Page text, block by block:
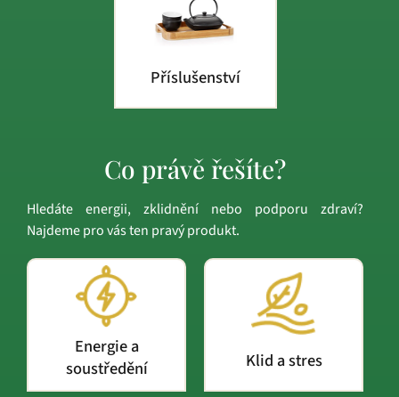
Příslušenství
Co právě řešíte?
Hledáte energii, zklidnění nebo podporu zdraví?
Najdeme pro vás ten pravý produkt.
Energie a
soustředění
Klid a stres